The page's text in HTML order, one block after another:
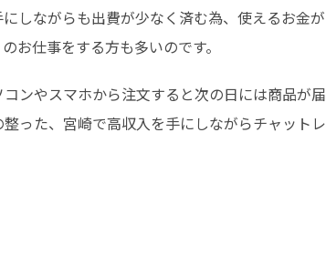
しながらも出費が少なく済む為、使えるお金
お仕事をする方も多いのです。
ンやスマホから注文すると次の日には商品が
った、宮崎で高収入を手にしながらチャット